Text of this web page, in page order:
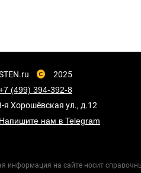
2025
(499) 394-392-8
я Хорошёвская ул., д.12
Напишите нам в Telegram
информация на сайте носит